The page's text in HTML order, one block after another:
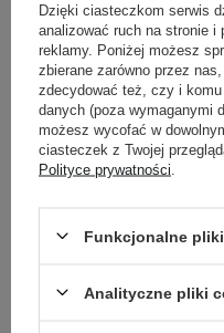
Drenująca - Legginsy +
Dzięki ciasteczkom serwis
analizować ruch na stronie i
reklamy. Poniżej możesz
zbierane zarówno przez
zdecydować też, czy i
danych (poza wymaganymi
możesz wycofać w
ciasteczek z Twojej
Polityce prywatności
Funkcjonalne
Analityczne pliki